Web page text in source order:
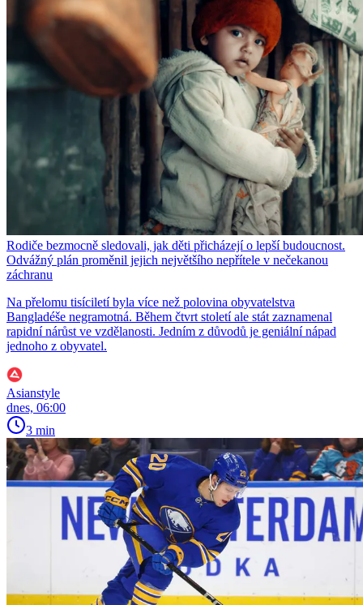
Rodiče bezmocně sledovali, jak děti přicházejí o lepší budoucnost.
Odvážný plán proměnil jejich největšího nepřítele v nečekanou
záchranu
Na přelomu tisíciletí byla více než polovina obyvatelstva
Bangladéše negramotná. Během čtvrt století ale stát zaznamenal
rapidní nárůst ve vzdělanosti. Jedním z důvodů je geniální nápad
jednoho z obyvatel.
Asianstyle
dnes, 06:00
3 min